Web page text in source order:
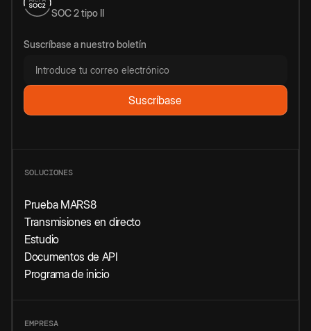
SOC 2 tipo II
Suscríbase a nuestro boletín
SOLUCIONES
Prueba MARS8
Transmisiones en directo
Estudio
Documentos de API
Programa de inicio
EMPRESA